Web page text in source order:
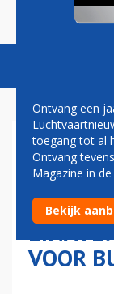
Magazine
VOOR
Ontvang een
toegang tot al
Ontvang
Magazine in
Bekijk